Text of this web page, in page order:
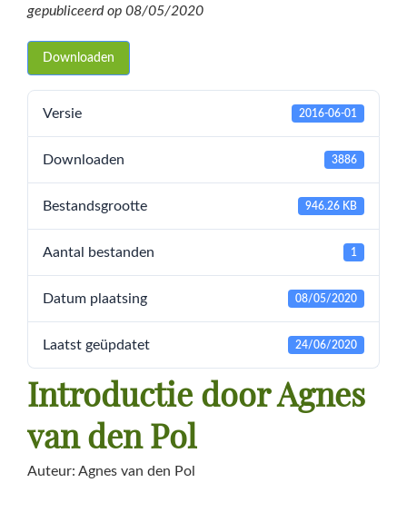
Voederbouw
gepubliceerd op 08/05/2020
Downloaden
Versie 2016-06-01
Downloaden 3886
Bestandsgrootte 946.26 KB
Aantal bestanden 1
Datum plaatsing 08/05/2020
Laatst geüpdatet 24/06/2020
Introductie door Agnes
van den Pol
Auteur: Agnes van den Pol